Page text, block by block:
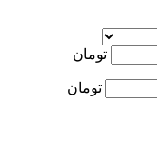
تومان
تومان